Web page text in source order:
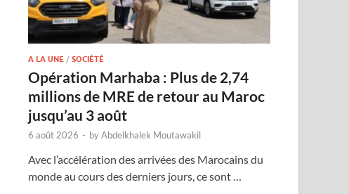
A LA UNE /SOCIÉTÉ
Opération Marhaba : Plus de 2,74
millions de MRE de retour au Maroc
jusqu’au 3 août
6 août 2026 - byAbdelkhalek Moutawakil
Avec l’accélération des arrivées des Marocains du
monde au cours des derniers jours, ce sont …